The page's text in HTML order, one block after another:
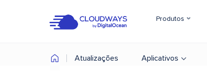
Produtos
Atualizações Aplicativos